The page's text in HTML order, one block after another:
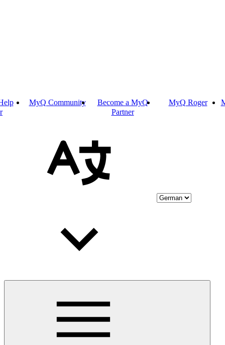
MyQ Community
Become a MyQ
Partner
MyQ Roger